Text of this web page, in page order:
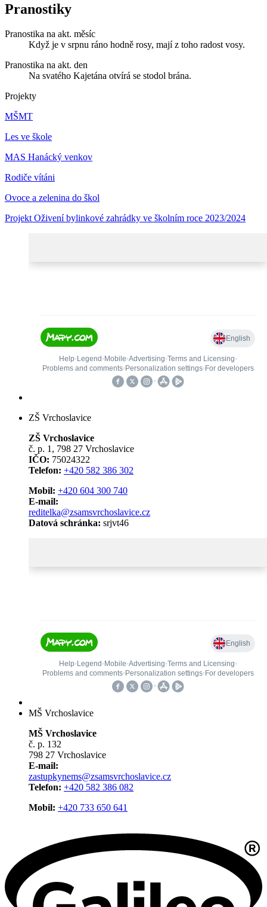
Pranostiky
Pranostika na akt. měsíc
Když je v srpnu ráno hodně rosy, mají z toho radost vosy.
Pranostika na akt. den
Na svatého Kajetána otvírá se stodol brána.
Projekty
MŠMT
Les ve škole
MAS Hanácký venkov
Rodiče vítáni
Ovoce a zelenina do škol
Projekt Oživení bylinkové zahrádky ve školním roce 2023/2024
ZŠ Vrchoslavice
ZŠ Vrchoslavice
č. p. 1, 798 27 Vrchoslavice
IČO: 75024322
Telefon: +420 582 386 302
Mobil: +420 604 300 740
E-mail:
reditelka@zsamsvrchoslavice.cz
Datová schránka: srjvt46
MŠ Vrchoslavice
MŠ Vrchoslavice
č. p. 132
798 27 Vrchoslavice
E-mail:
zastupkynems@zsamsvrchoslavice.cz
Telefon: +420 582 386 082
Mobil: +420 733 650 641